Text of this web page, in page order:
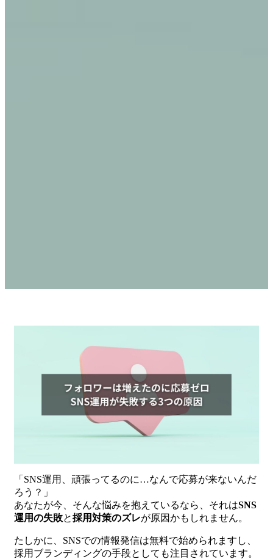
「SNS運用、頑張ってるのに…なんで応募が来ないんだ
ろう？」
あなたが今、そんな悩みを抱えているなら、それはSNS
運用の失敗と採用対策のズレが原因かもしれません。
たしかに、SNSでの情報発信は無料で始められますし、
採用ブランディングの手段としても注目されています。